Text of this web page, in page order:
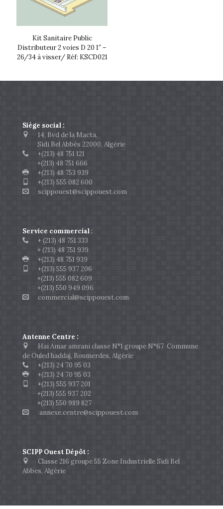
Kit Sanitaire Public
Distributeur 2 voies D 20 1″ –
26/34 à visser/ Réf: KSCD021
Siège social :
14, Bvd de la Macta,
Sidi Bel Abbès 22000, Algérie
+(213) 48 751 121
+(213) 48 751 666
+(213) 48 753 939
+(213) 555 082 600
scippouest@scippouest.com
Service commercial:
+ (213) 48 751 333
+ (213) 48 751 939
+(213) 48 751 939
+(213) 555 937 206
+(213) 555 082 609
+(213) 550 949 096
commercial@scippouest.com
Antenne Centre :
Hai Amar amrani classe N°1 groupe N°67 Commune
de Ouled haddaj, Boumerdes, Algérie
+(213) 24 70 95 03
+(213) 24 70 95 03
+(213) 555 937 201
+(213) 555 937 202
+(213) 550 989 827
annexe.centre@scippouest.com
SCIPP Ouest Dépôt :
Classe 216 groupe 55 Zone Industrielle Sidi Bel
Abbes, Algérie